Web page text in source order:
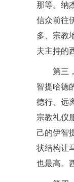
那等。纳
信众前往
多、宗教
夫主持的
第三
智提哈德
德行、远
宗教礼仪
己的伊智
状结构让
也最高。